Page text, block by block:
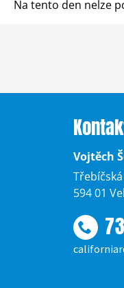
Na tento den nelze
Vojtěch
594 01